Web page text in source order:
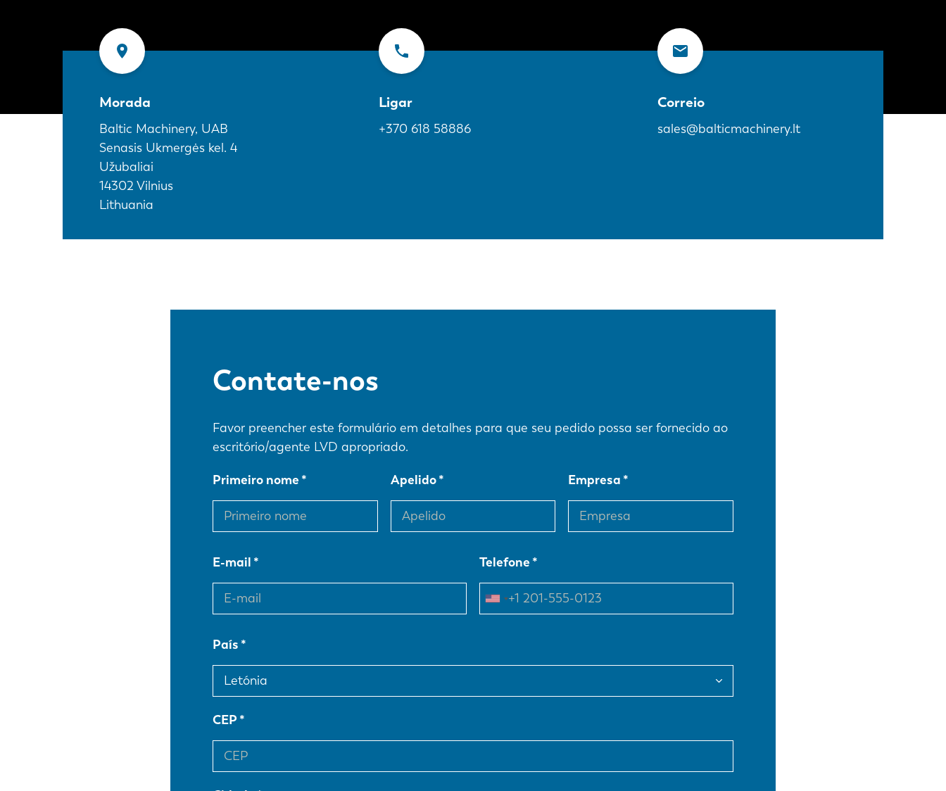
Morada
Baltic Machinery, UAB
Senasis Ukmergės kel. 4
Užubaliai
14302 Vilnius
Lithuania
Ligar
+370 618 58886
Correio
sales@balticmachinery.lt
Contate-nos
Favor preencher este formulário em detalhes para que seu pedido possa ser fornecido ao
escritório/agente LVD apropriado.
Primeiro nome Apelido Empresa
E-mail Telefone
País
CEP